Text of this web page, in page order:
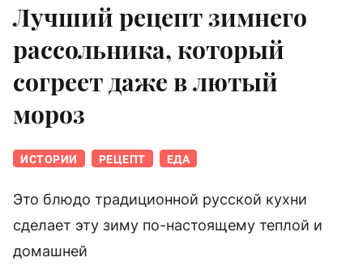
Лучший рецепт зимнего
рассольника, который
согреет даже в лютый
мороз
ИСТОРИИ РЕЦЕПТ ЕДА
Это блюдо традиционной русской кухни
сделает эту зиму по-настоящему теплой и
домашней